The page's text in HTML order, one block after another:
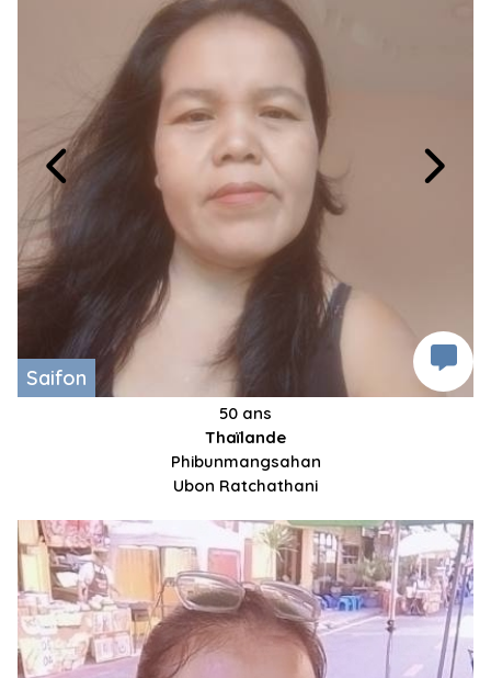
Saifon
50 ans
Thaïlande
Phibunmangsahan
Ubon Ratchathani